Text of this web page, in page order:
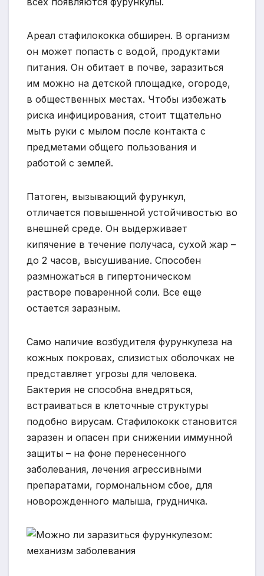
Ареал стафилококка обширен. В организм
он может попасть с водой, продуктами
питания. Он обитает в почве, заразиться
им можно на детской площадке, огороде,
в общественных местах. Чтобы избежать
риска инфицирования, стоит тщательно
мыть руки с мылом после контакта с
предметами общего пользования и
работой с землей.
Патоген, вызывающий фурункул,
отличается повышенной устойчивостью во
внешней среде. Он выдерживает
кипячение в течение получаса, сухой жар –
до 2 часов, высушивание. Способен
размножаться в гипертоническом
растворе поваренной соли. Все еще
остается заразным.
Само наличие возбудителя фурункулеза на
кожных покровах, слизистых оболочках не
представляет угрозы для человека.
Бактерия не способна внедряться,
встраиваться в клеточные структуры
подобно вирусам. Стафилококк становится
заразен и опасен при снижении иммунной
защиты – на фоне перенесенного
заболевания, лечения агрессивными
препаратами, гормональном сбое, для
новорожденного малыша, грудничка.